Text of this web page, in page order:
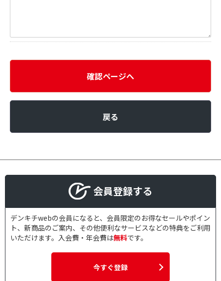
確認ページへ
戻る
会員登録する
デンキチwebの会員になると、会員限定のお得なセールやポイン
ト、新商品のご案内、その他便利なサービスなどの特典をご利用
いただけます。入会費・年会費は無料です。
今すぐ登録